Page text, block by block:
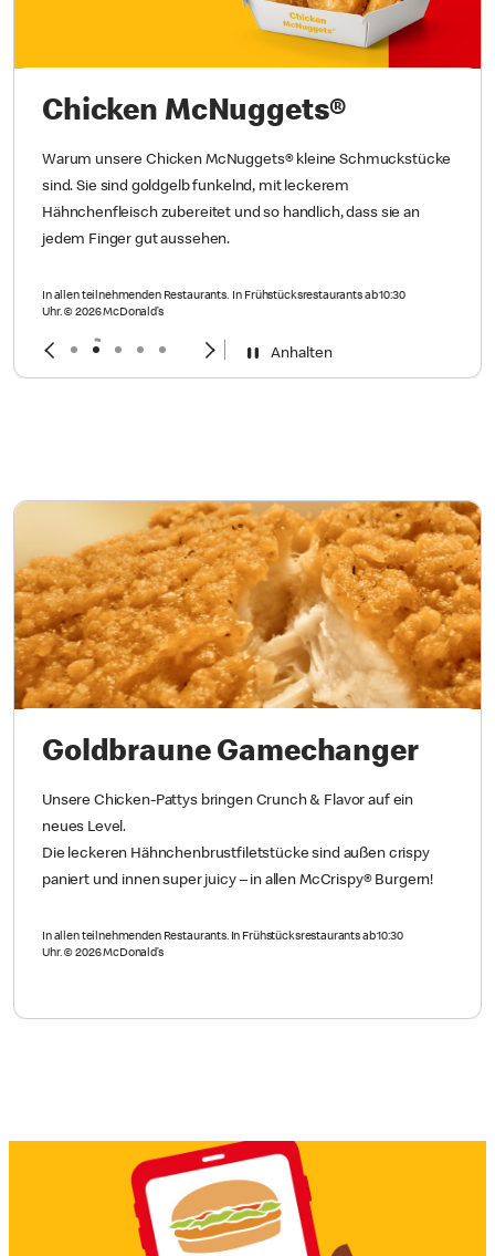
Chicken McNuggets®
Warum unsere Chicken McNuggets® kleine Schmuckstücke
sind. Sie sind goldgelb funkelnd, mit leckerem
Hähnchenfleisch zubereitet und so handlich, dass sie an
jedem Finger gut aussehen.
In allen teilnehmenden Restaurants. In Frühstücksrestaurants ab 10:30
Uhr. © 2026 McDonald’s
Anhalten
Goldbraune Gamechanger
Unsere Chicken-Pattys bringen Crunch & Flavor auf ein
neues Level.
Die leckeren Hähnchenbrustfiletstücke sind außen crispy
paniert und innen super juicy – in allen McCrispy® Burgern!
In allen teilnehmenden Restaurants. In Frühstücksrestaurants ab 10:30
Uhr. © 2026 McDonald’s